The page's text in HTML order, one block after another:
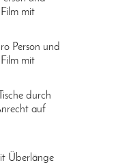
mit
Person und
mit
durch
auf
Überlänge